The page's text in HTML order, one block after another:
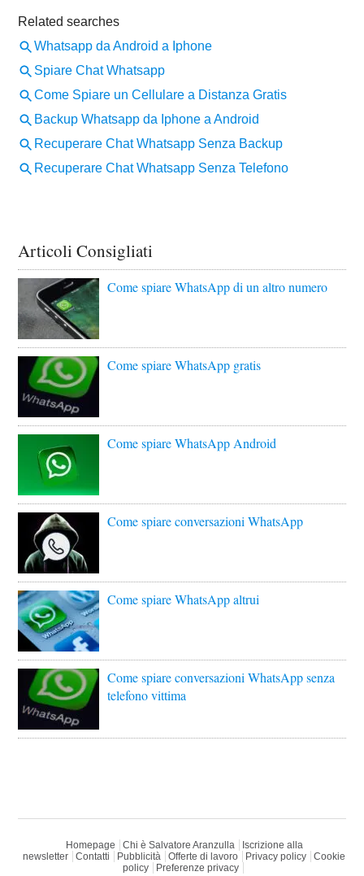
Articoli Consigliati
Come spiare WhatsApp di un altro numero
Come spiare WhatsApp gratis
Come spiare WhatsApp Android
Come spiare conversazioni WhatsApp
Come spiare WhatsApp altrui
Come spiare conversazioni WhatsApp senza
telefono vittima
Homepage Chi è Salvatore Aranzulla
Iscrizione alla
newsletter
Contatti Pubblicità Offerte di lavoro Privacy policy
Cookie
policy
Preferenze privacy